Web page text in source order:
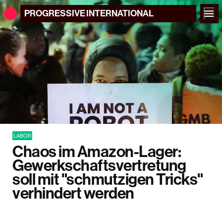
PROGRESSIVEINTERNATIONAL
LABOR
Chaos im Amazon-Lager:
Gewerkschaftsvertretung
soll mit "schmutzigen Tricks"
verhindert werden